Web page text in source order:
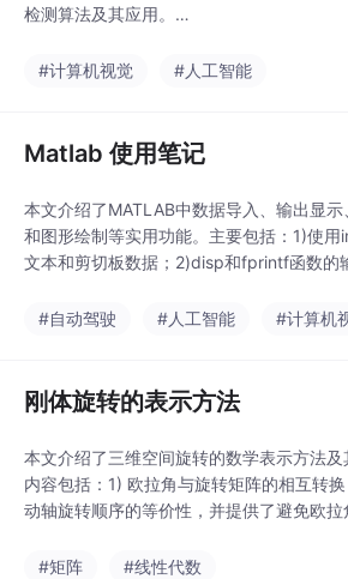
检测算法及其应用。首
慧交通、车道线检测等
法：1. 基于霍夫变换的
Hough_line算法；2. LS
D快速直线检测算法；
3. FLD直线特征检测算
法；4. EDlines高效检测
算法；5. LSWMS实时
es鲁棒检测算法；7. 基
#计算机视觉 #人工智能
Matlab 使用笔记
本文介绍了MATLAB中数据导入、输出显
和图形绘制等实用功能。主要包括：1)使用
文本和剪切板数据；2)disp和fprintf函数的
转矩阵、欧拉角的相互转换函数；5)plot函
#自动驾驶 #人工智能 #计算机
刚体旋转的表示方法
本文介绍了三维空间旋转的数学表示方法
内容包括：1) 欧拉角与旋转矩阵的相互转
动轴旋转顺序的等价性，并提供了避免欧拉
为1的特征向量；3) 四元数与欧拉角、旋转
#矩阵 #线性代数